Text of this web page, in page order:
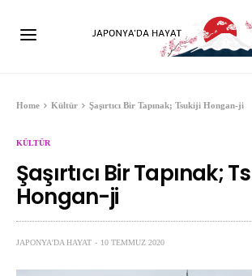
Home Kültür Şaşırtıcı Bir Tapınak; Tsukiji Hongan-ji
KÜLTÜR
Şaşırtıcı Bir Tapınak;
Hongan-ji
JAPONYA'DA HAYAT 10 TEMMUZ 2020